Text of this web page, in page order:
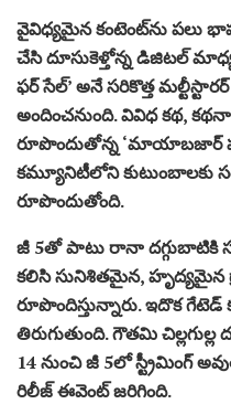
వైవిధ్య‌మైన కంటెంట్‌ను ప‌లు
చేసి దూసుకెళ్తోన్న డిజిటల్
ఫర్ సేల్’ అనే స‌రికొత్త
అందించనుంది. వివిధ కథ,
రూపొందుతోన్న ‘మాయాబజార్
కమ్యూనిటీలోని కుటుంబాలకు
రూపొందుతోంది.
జీ 5తో పాటు రానా ద‌గ్గుబాటికి
క‌లిసి సునిశిత‌మైన‌,
రూపొందిస్తున్నారు. ఇదొక
తిరుగుతుంది. గౌత‌మి
14 నుంచి జీ 5లో స్ట్రీమింగ్
రిలీజ్ ఈవెంట్ జ‌రిగింది.